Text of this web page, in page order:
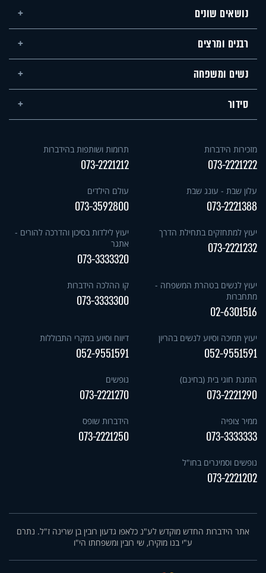
נושאים שונים
רבנים ומרצים
נשים ומשפחה
סידור
מזכירות הידברות
073-2221222
תרומות ושותפות בהידברות
073-2221212
עלון שבת - עונג שבת
073-2221388
עולם הילדים
073-3592800
יעוץ למתחזקים בתחילת הדרך
073-2221232
יעוץ לילדות בסיכון והדרכה להורים -
אתגר
073-3333320
יעוץ לנשים בטהרת המשפחה -
מתחברות
02-6301516
קו ההלכה הידברות
073-3333300
יעוץ תמיכה וסיוע לנשים בהריון
052-9551591
דיווח וסיוע במקרי התבוללות
052-9551591
הזמנת חוגי בית (בחינם)
073-2221290
נופשים
073-2221270
ממיר צופיה
073-3333333
הידברות שופס
073-2221250
נופשים וסמינרים בחו"ל
073-2221202
אתר הידברות החדש מוקדש לע"נ כלאפו גדעון רובין בן שרינה ז"ל. נתרם
ע"י בנו מוקירו, שי רובין ומשפחתו הי"ו